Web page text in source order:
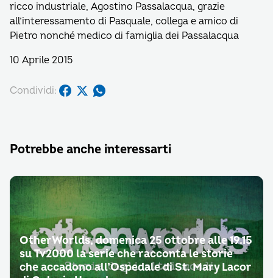
ricco industriale, Agostino Passalacqua, grazie
all’interessamento di Pasquale, collega e amico di
Pietro nonché medico di famiglia dei Passalacqua
10 Aprile 2015
Condividi:
Potrebbe anche interessarti
OtherWorlds, domenica 25 ottobre alle 19.15
su Tv2000 la serie che racconta le storie
che accadono all’Ospedale di St. Mary Lacor